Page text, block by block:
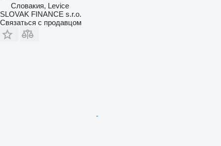
Словакия, Levice
SLOVAK FINANCE s.r.o.
Связаться с продавцом